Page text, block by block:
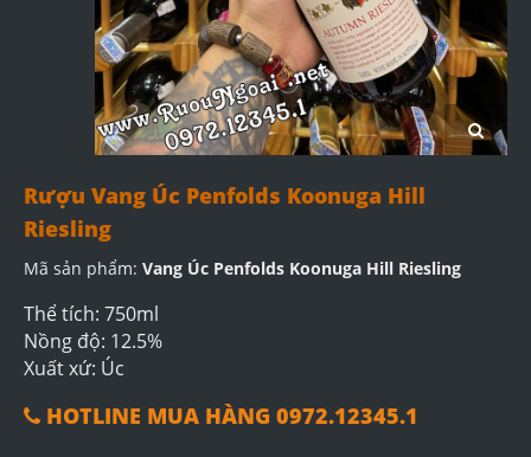
Rượu Vang Úc Penfolds Koonuga Hill
Riesling
Mã sản phẩm: Vang Úc Penfolds Koonuga Hill Riesling
Thể tích: 750ml
Nồng độ: 12.5%
Xuất xứ: Úc
HOTLINE MUA HÀNG 0972.12345.1